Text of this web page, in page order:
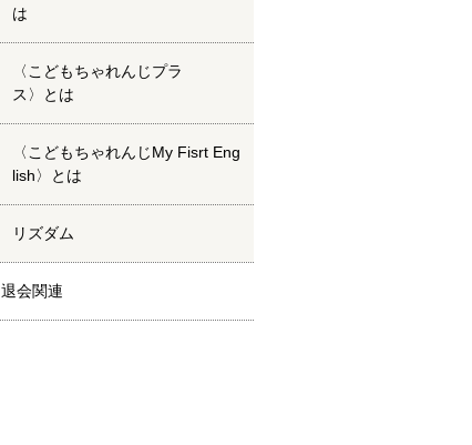
は
〈こどもちゃれんじプラ
ス〉とは
〈こどもちゃれんじMy Fisrt Eng
lish〉とは
リズダム
退会関連